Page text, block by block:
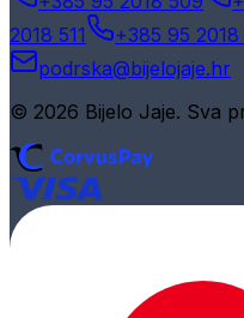
2018 511
+385 95 2018
podrska@bijelojaje.hr
© 2026 Bijelo Jaje. Sva